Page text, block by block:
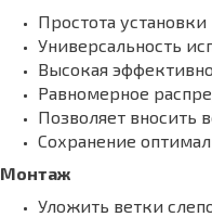
Простота установки
Универсальность
Высокая
Равномерное
Позволяет вносить
Сохранение
Монтаж
Уложить ветки